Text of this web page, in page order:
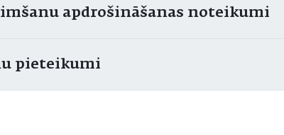
apdrošināšanas noteikumi
pieteikumi